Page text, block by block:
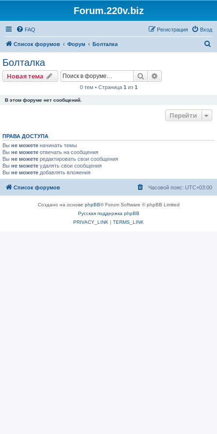
Forum.220v.biz
FAQ Вход
Регистрация
Список форумов Форум Болталка
Болталка
Новая тема Поиск
0 тем • Страница 1 из 1
В этом форуме нет сообщений.
Перейти
ПРАВА ДОСТУПА
Вы не можете начинать темы
Вы не можете отвечать на сообщения
Вы не можете редактировать свои сообщения
Вы не можете удалять свои сообщения
Вы не можете добавлять вложения
Список форумов Часовой пояс: UTC+03:00
Создано на основе phpBB® Forum Software © phpBB Limited
Русская поддержка phpBB
PRIVACY_LINK | TERMS_LINK